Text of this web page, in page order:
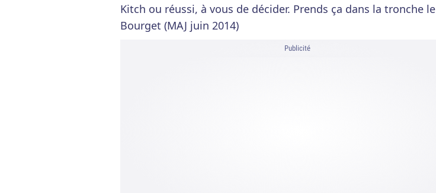
Kitch ou réussi, à vous de décider. Prends ça dans la tronche le
Bourget (MAJ juin 2014)
Publicité